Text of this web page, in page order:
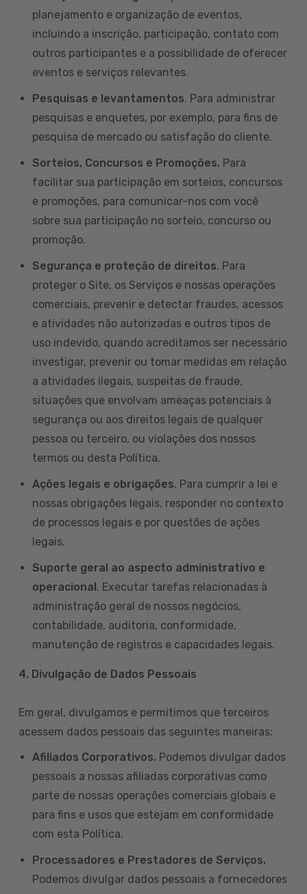
planejamento e organização de eventos,
incluindo a inscrição, participação, contato com
outros participantes e a possibilidade de oferecer
eventos e serviços relevantes.
Pesquisas e levantamentos. Para administrar
pesquisas e enquetes, por exemplo, para fins de
pesquisa de mercado ou satisfação do cliente.
Sorteios, Concursos e Promoções. Para
facilitar sua participação em sorteios, concursos
e promoções, para comunicar-nos com você
sobre sua participação no sorteio, concurso ou
promoção.
Segurança e proteção de direitos. Para
proteger o Site, os Serviços e nossas operações
comerciais, prevenir e detectar fraudes, acessos
e atividades não autorizadas e outros tipos de
uso indevido, quando acreditamos ser necessário
investigar, prevenir ou tomar medidas em relação
a atividades ilegais, suspeitas de fraude,
situações que envolvam ameaças potenciais à
segurança ou aos direitos legais de qualquer
pessoa ou terceiro, ou violações dos nossos
termos ou desta Política.
Ações legais e obrigações. Para cumprir a lei e
nossas obrigações legais, responder no contexto
de processos legais e por questões de ações
legais.
Suporte geral ao aspecto administrativo e
operacional. Executar tarefas relacionadas à
administração geral de nossos negócios,
contabilidade, auditoria, conformidade,
manutenção de registros e capacidades legais.
4. Divulgação de Dados Pessoais
Em geral, divulgamos e permitimos que terceiros
acessem dados pessoais das seguintes maneiras:
Afiliados Corporativos. Podemos divulgar dados
pessoais a nossas afiliadas corporativas como
parte de nossas operações comerciais globais e
para fins e usos que estejam em conformidade
com esta Política.
Processadores e Prestadores de Serviços.
Podemos divulgar dados pessoais a fornecedores